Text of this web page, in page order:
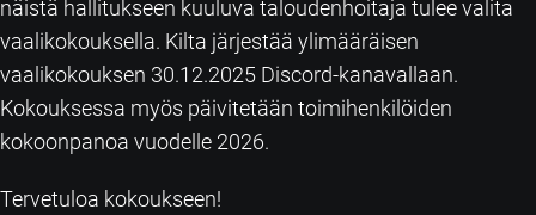
näistä hallitukseen kuuluva taloudenhoitaja tulee valita
vaalikokouksella. Kilta järjestää ylimääräisen
vaalikokouksen 30.12.2025 Discord-kanavallaan.
Kokouksessa myös päivitetään toimihenkilöiden
kokoonpanoa vuodelle 2026.
Tervetuloa kokoukseen!